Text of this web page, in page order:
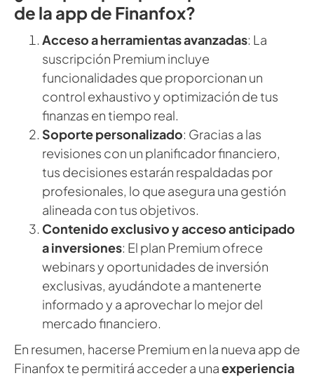
de la app de Finanfox?
Acceso a herramientas avanzadas: La
suscripción Premium incluye
funcionalidades que proporcionan un
control exhaustivo y optimización de tus
finanzas en tiempo real.
Soporte personalizado: Gracias a las
revisiones con un planificador financiero,
tus decisiones estarán respaldadas por
profesionales, lo que asegura una gestión
alineada con tus objetivos.
Contenido exclusivo y acceso anticipado
a inversiones: El plan Premium ofrece
webinars y oportunidades de inversión
exclusivas, ayudándote a mantenerte
informado y a aprovechar lo mejor del
mercado financiero.
En resumen, hacerse Premium en la nueva app de
Finanfox te permitirá acceder a unaexperiencia